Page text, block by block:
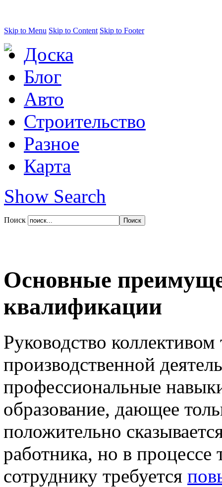
Skip to Menu Skip to Content Skip to Footer
Доска
Блог
Авто
Строительство
Разное
Карта
Show Search
Поиск
Основные
квалификации
Руководство коллективом
производственной
профессиональные
образование, дающее
положительно
работника, но в процессе
сотруднику требуется